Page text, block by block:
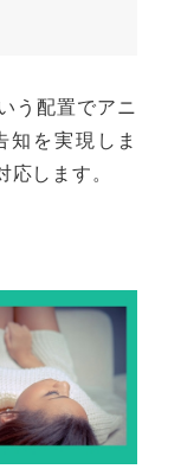
う配置でアニ
を実現しま
します。